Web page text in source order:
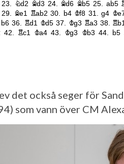
det också seger för
som vann över CM